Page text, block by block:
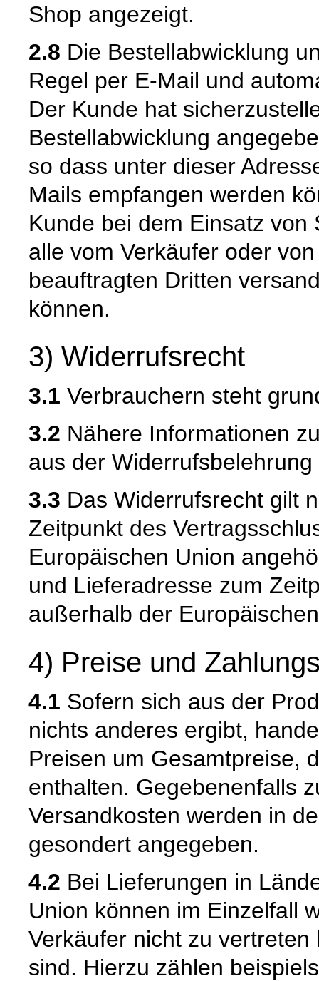
Shop angezeigt.
2.8 Die Bestellabwicklung
Regel per E-Mail und
Der Kunde hat
Bestellabwicklung
so dass unter dieser
Mails empfangen werden
Kunde bei dem Einsatz
alle vom Verkäufer oder
beauftragten Dritten
können.
3) Widerrufsrecht
3.1 Verbrauchern steht
3.2 Nähere Informationen
aus der
3.3 Das Widerrufsrecht gilt
Zeitpunkt des
Europäischen Union
und Lieferadresse zum
außerhalb der
4) Preise und
4.1 Sofern sich aus der
nichts anderes ergibt,
Preisen um Gesamtpreise,
enthalten. Gegebenenfalls
Versandkosten werden in
gesondert angegeben.
4.2 Bei Lieferungen in
Union können im Einzelfall
Verkäufer nicht zu
sind. Hierzu zählen